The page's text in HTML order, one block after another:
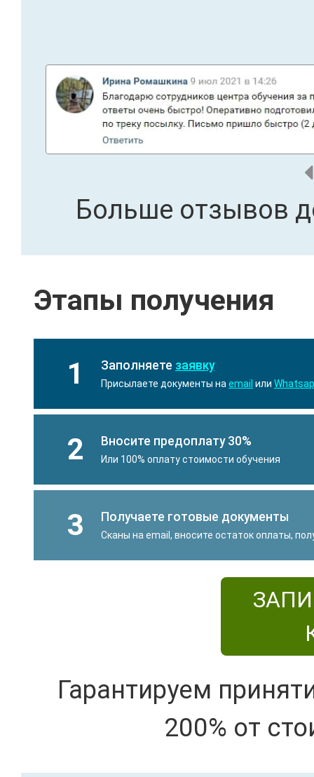
Больше отзывов
Этапы получения
1 Заполняете заявку
Присылаете документы на email или
2 Вносите предоплату 30%
Или 100% оплату стоимости обучения
3 Получаете готовые документы
Сканы на email, вносите остаток оплаты,
Гарантируем
200% от